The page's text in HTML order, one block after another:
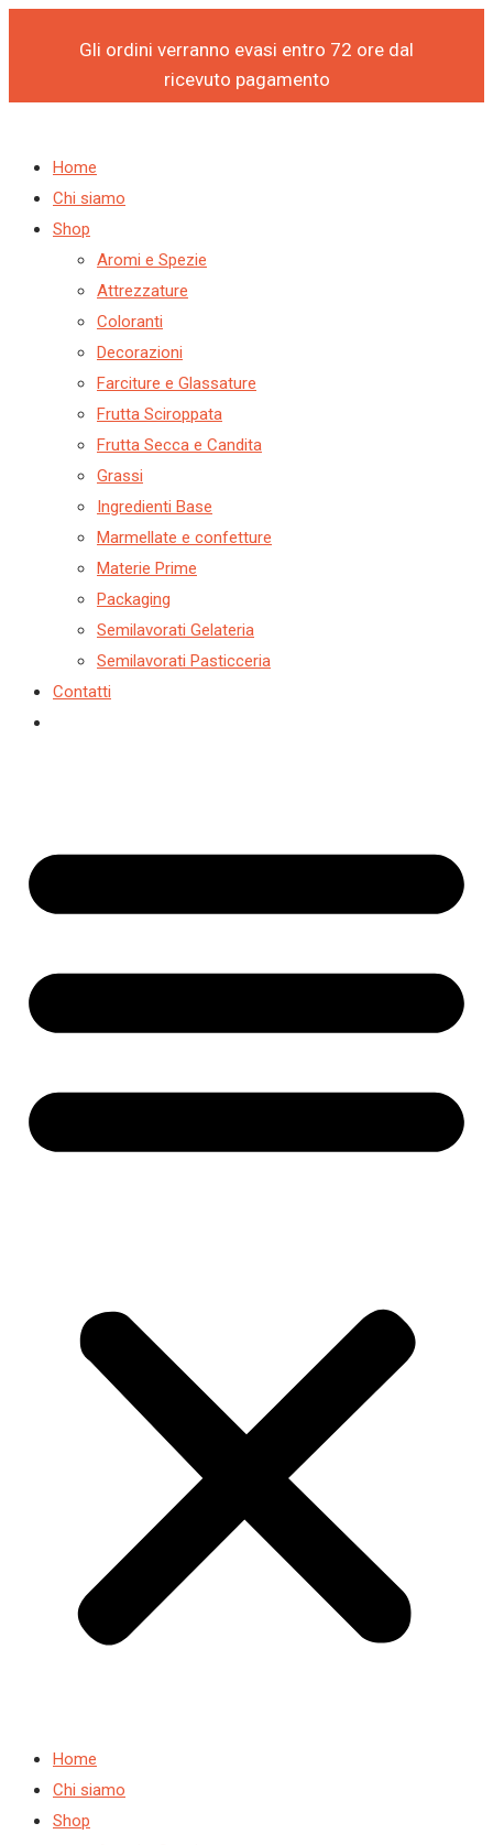
Gli ordini verranno evasi entro 72 ore dal
ricevuto pagamento
Vai
Home
Chi siamo
Shop
Aromi e Spezie
Attrezzature
Coloranti
Decorazioni
Farciture e Glassature
Frutta Sciroppata
Frutta Secca e Candita
Grassi
Ingredienti Base
Marmellate e confetture
Materie Prime
Packaging
Semilavorati Gelateria
Semilavorati Pasticceria
Contatti
Home
Chi siamo
Shop
Products
Products
FORTEFRUTTO
(CONF.
KG)
PREGEL